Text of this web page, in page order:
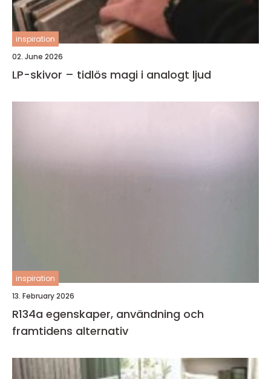
inspiration
02. June 2026
LP-skivor – tidlös magi i analogt ljud
inspiration
13. February 2026
R134a egenskaper, användning och
framtidens alternativ